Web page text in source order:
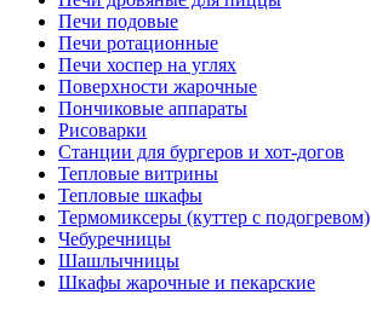
Печи подовые
Печи ротационные
Печи хоспер на углях
Поверхности жарочные
Пончиковые аппараты
Рисоварки
Станции для бургеров и хот-догов
Тепловые витрины
Тепловые шкафы
Термомиксеры (куттер с подогревом)
Чебуречницы
Шашлычницы
Шкафы жарочные и пекарские